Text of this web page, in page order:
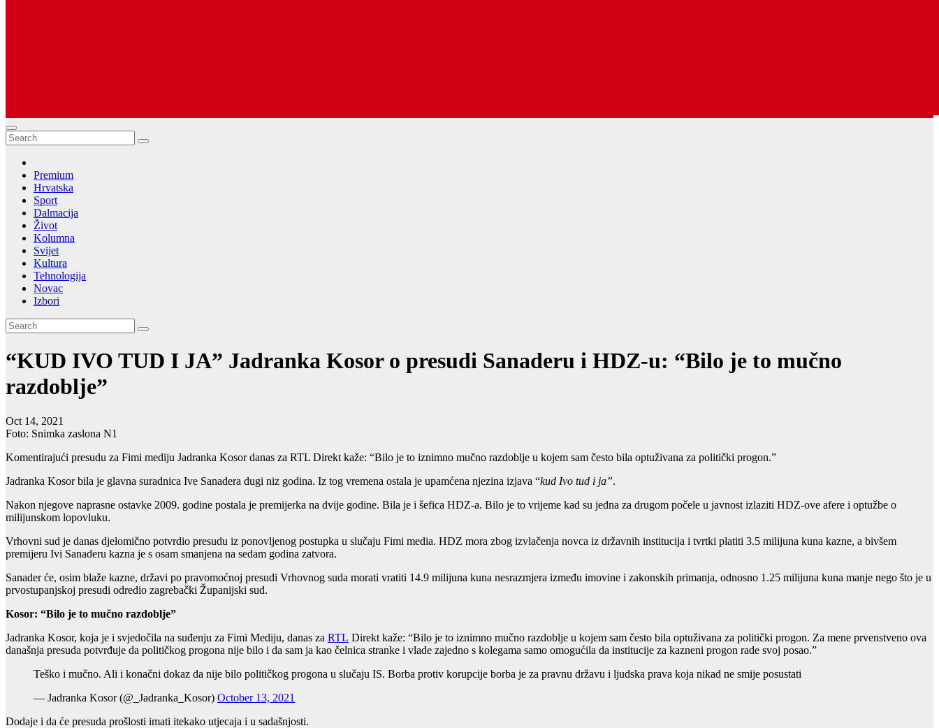
Dugopolje Portal
Najnovije vijesti Hrvatske, Dalmacije i Svijeta
Premium
Hrvatska
Sport
Dalmacija
Život
Kolumna
Svijet
Kultura
Tehnologija
Novac
Izbori
“KUD IVO TUD I JA” Jadranka Kosor o presudi Sanaderu i HDZ-u: “Bilo je to mučno
razdoblje”
Oct 14, 2021
Foto: Snimka zaslona N1
Komentirajući presudu za Fimi mediju Jadranka Kosor danas za RTL Direkt kaže: “Bilo je to iznimno mučno razdoblje u kojem sam često bila optuživana za politički progon.”
Jadranka Kosor bila je glavna suradnica Ive Sanadera dugi niz godina. Iz tog vremena ostala je upamćena njezina izjava “kud Ivo tud i ja”.
Nakon njegove naprasne ostavke 2009. godine postala je premijerka na dvije godine. Bila je i šefica HDZ-a. Bilo je to vrijeme kad su jedna za drugom počele u javnost izlaziti HDZ-ove afere i optužbe o
milijunskom lopovluku.
Vrhovni sud je danas djelomično potvrdio presudu iz ponovljenog postupka u slučaju Fimi media. HDZ mora zbog izvlačenja novca iz državnih institucija i tvrtki platiti 3.5 milijuna kuna kazne, a bivšem
premijeru Ivi Sanaderu kazna je s osam smanjena na sedam godina zatvora.
Sanader će, osim blaže kazne, državi po pravomoćnoj presudi Vrhovnog suda morati vratiti 14.9 milijuna kuna nesrazmjera između imovine i zakonskih primanja, odnosno 1.25 milijuna kuna manje nego što je u
prvostupanjskoj presudi odredio zagrebački Županijski sud.
Kosor: “Bilo je to mučno razdoblje”
Jadranka Kosor, koja je i svjedočila na suđenju za Fimi Mediju, danas za RTL Direkt kaže: “Bilo je to iznimno mučno razdoblje u kojem sam često bila optuživana za politički progon. Za mene prvenstveno ova
današnja presuda potvrđuje da političkog progona nije bilo i da sam ja kao čelnica stranke i vlade zajedno s kolegama samo omogućila da institucije za kazneni progon rade svoj posao.”
Teško i mučno. Ali i konačni dokaz da nije bilo političkog progona u slučaju IS. Borba protiv korupcije borba je za pravnu državu i ljudska prava koja nikad ne smije posustati
— Jadranka Kosor (@_Jadranka_Kosor) October 13, 2021
Dodaje i da će presuda prošlosti imati itekako utjecaja i u sadašnjosti.